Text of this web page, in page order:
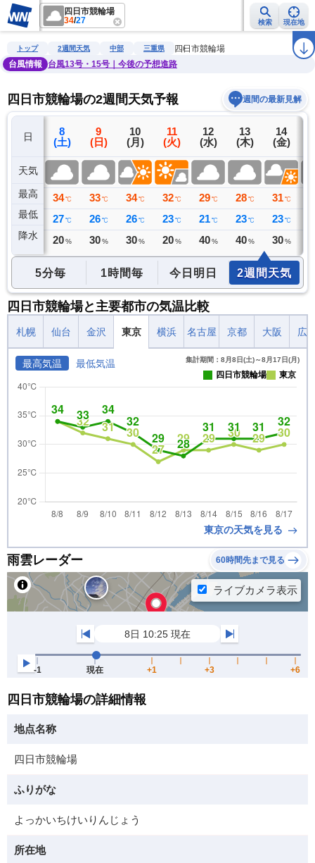
四日市競輪場
34/27 検索 現在地
雨雲レーダー 台風情報 地震情報 警報・注意報 ラ
トップ 2週間天気 中部 三重県
四日市競輪場
台風情報
台風13号・15号｜今後の予想進路
四日市競輪場の2週間天気予報 週間の最新見解
日
天気
最高
最低
降水
7
(金)
33 ℃
27 ℃
0 ミリ
8
(土)
34 ℃
27 ℃
20 %
9
(日)
33 ℃
26 ℃
30 %
10
(月)
34 ℃
26 ℃
30 %
11
(火)
32 ℃
23 ℃
20 %
12
(水)
29 ℃
21 ℃
40 %
13
(木)
28 ℃
23 ℃
40 %
14
(金)
31 ℃
23 ℃
30 %
5分毎 1時間毎 今日明日 2週間天気
四日市競輪場と主要都市の気温比較
札幌 仙台 金沢 東京 横浜 名古屋 京都 大阪 広
最高気温 最低気温 集計期間：8月8日(土)～8月17日(月)
四日市競輪場 東京
東京の天気を見る
雨雲レーダー 60時間先まで見る
四日市競輪場の詳細情報
地点名称
四日市競輪場
ふりがな
よっかいちけいりんじょう
所在地